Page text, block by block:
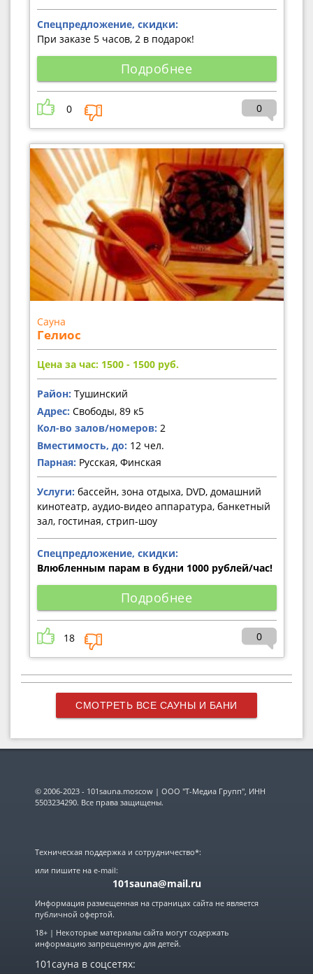
Спецпредложение, скидки:
При заказе 5 часов, 2 в подарок!
Подробнее
0 0
Сауна
Гелиос
Цена за час: 1500 - 1500 руб.
Район: Тушинский
Адрес: Свободы, 89 к5
Кол-во залов/номеров: 2
Вместимость, до: 12 чел.
Парная: Русская, Финская
Услуги: бассейн, зона отдыха, DVD, домашний
кинотеатр, аудио-видео аппаратура, банкетный
зал, гостиная, стрип-шоу
Спецпредложение, скидки:
Влюбленным парам в будни 1000 рублей/час!
Подробнее
18 0
СМОТРЕТЬ ВСЕ САУНЫ И БАНИ
© 2006-2023 - 101sauna.moscow | ООО "Т-Медиа Групп", ИНН
5503234290. Все права защищены.
Техническая поддержка и сотрудничество*:
или пишите на e-mail:
101sauna@mail.ru
Информация размещенная на страницах сайта не является
публичной офертой.
18+ | Некоторые материалы сайта могут содержать
информацию запрещенную для детей.
101сауна в соцсетях: